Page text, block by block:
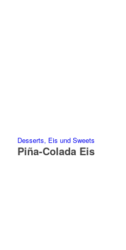
Desserts, Eis und Sweets
Piña-Colada Eis